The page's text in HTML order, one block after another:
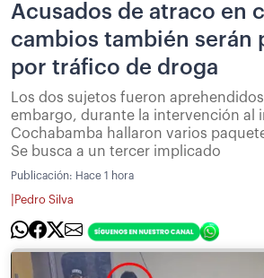
Acusados de atraco en
cambios también serán
por tráfico de droga
Los dos sujetos fueron
embargo, durante la intervención al
Cochabamba hallaron varios
Se busca a un tercer implicado
Publicación: Hace 1 hora
Pedro Silva